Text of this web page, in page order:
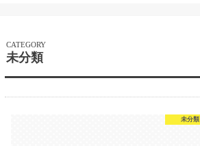
CATEGORY
未分類
未分類